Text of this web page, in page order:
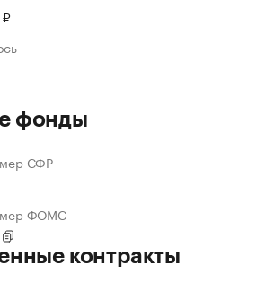
фонды
СФР
ФОМС
контракты